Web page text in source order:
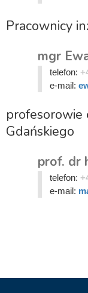
Pracownicy
mgr
telefon:
e-mail:
Gdańskiego
prof. dr
telefon:
e-mail: